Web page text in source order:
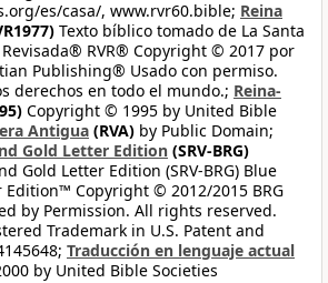
es/casa/, www.rvr60.bible; Reina
Texto bíblico tomado de La Santa
RVR® Copyright © 2017 por
Publishing® Usado con permiso.
derechos en todo el mundo.; Reina-
Copyright © 1995 by United Bible
Antigua (RVA) by Public Domain;
Gold Letter Edition (SRV-BRG)
Gold Letter Edition (SRV-BRG) Blue
Edition™ Copyright © 2012/2015 BRG
by Permission. All rights reserved.
Trademark in U.S. Patent and
Traducción en lenguaje actual
by United Bible Societies